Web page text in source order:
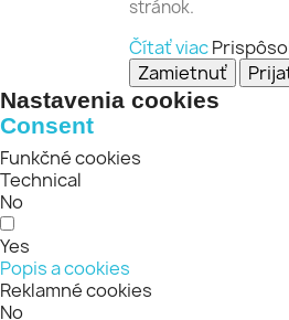
stránok.
Čítať viac
Zamietnuť
Nastavenia cookies
Consent
Funkčné cookies
Technical
No
Yes
Popis a cookies
Reklamné cookies
No